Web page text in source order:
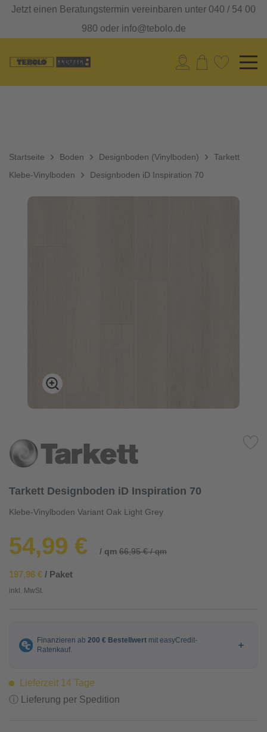
Jetzt einen Beratungstermin vereinbaren unter 040 / 54 00
980 oder info@tebolo.de
Startseite Boden
Designboden (Vinylboden)
Klebe-Vinylboden
Tarkett
Designboden iD Inspiration 70
Tarkett Designboden iD Inspiration 70
Klebe-Vinylboden Variant Oak Light Grey
54,99 € / qm 66,95 € / qm
197,96 € / Paket
inkl. MwSt.
Lieferzeit 14 Tage
ⓘ Lieferung per Spedition